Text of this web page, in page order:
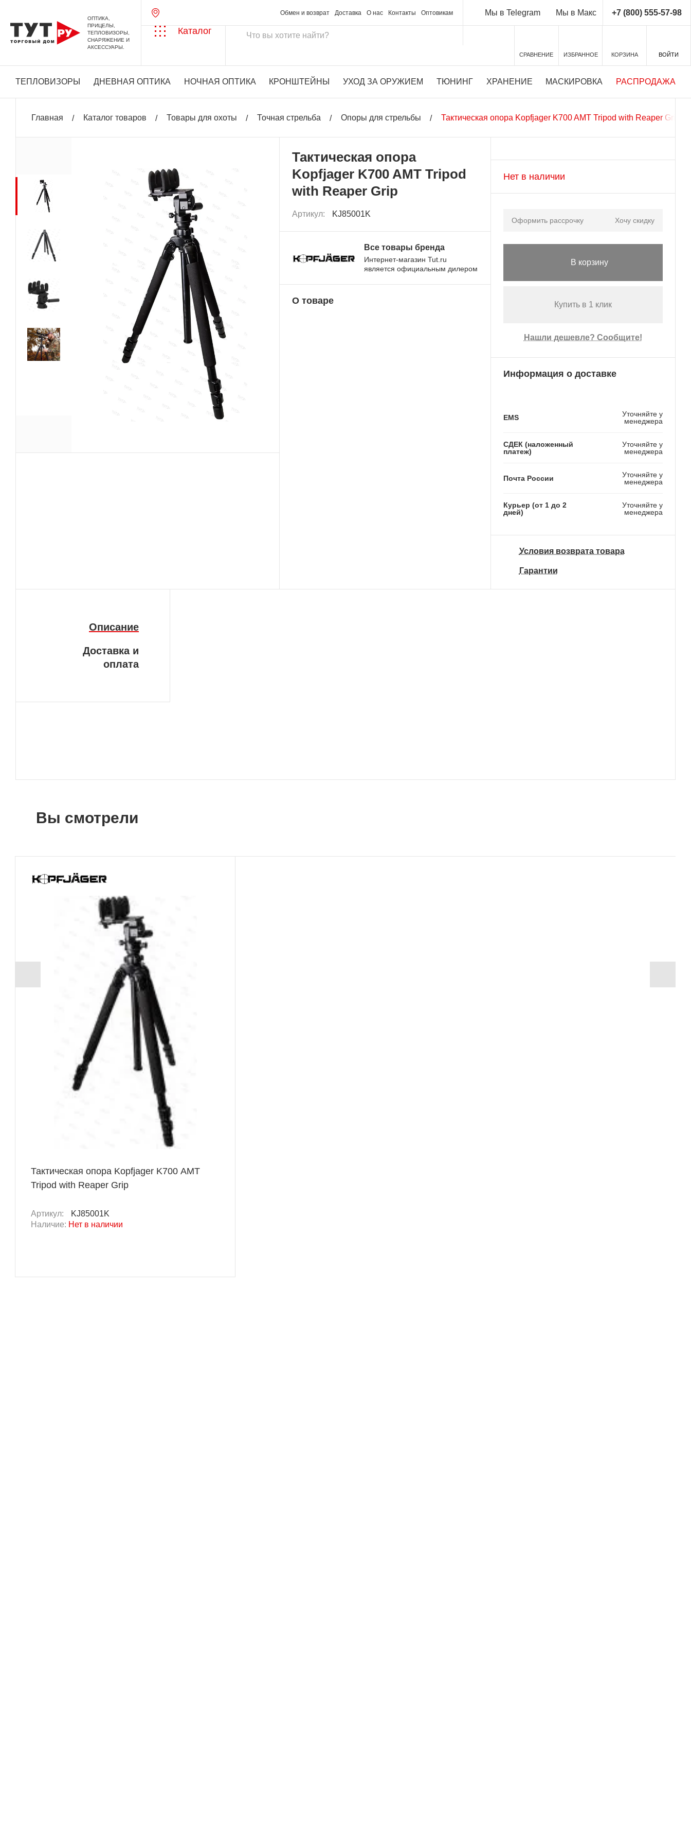
ОПТИКА,
ПРИЦЕЛЫ,
ТЕПЛОВИЗОРЫ,
СНАРЯЖЕНИЕ И
АКСЕССУАРЫ.
Обмен и возврат Доставка О нас Контакты Оптовикам Мы в Telegram Мы в Макс +7 (800) 555-57-98
Каталог
СРАВНЕНИЕ ИЗБРАННОЕ КОРЗИНА ВОЙТИ
ТЕПЛОВИЗОРЫ ДНЕВНАЯ ОПТИКА НОЧНАЯ ОПТИКА КРОНШТЕЙНЫ УХОД ЗА ОРУЖИЕМ ТЮНИНГ ХРАНЕНИЕ МАСКИРОВКА РАСПРОДАЖА
Главная Каталог товаров Товары для охоты Точная стрельба Опоры для стрельбы Тактическая опора Kopfjager K700 AMT Tripod with Reaper Grip
Тактическая опора
Kopfjager K700 AMT Tripod
with Reaper Grip
Артикул: KJ85001K
Все товары бренда
Интернет-магазин Tut.ru
является официальным дилером
О товаре
Нет в наличии
Оформить рассрочку Хочу скидку
В корзину
Купить в 1 клик
Нашли дешевле? Сообщите!
Информация о доставке
EMS
Уточняйте у
менеджера
СДЕК (наложенный
платеж)
Уточняйте у
менеджера
Почта России
Уточняйте у
менеджера
Курьер (от 1 до 2
дней)
Уточняйте у
менеджера
Условия возврата товара
Гарантии
Описание
Доставка и
оплата
Вы смотрели
Тактическая опора Kopfjager K700 AMT
Tripod with Reaper Grip
Артикул:
KJ85001K
Наличие: Нет в наличии